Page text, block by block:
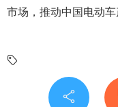
市场，推动中国电动车